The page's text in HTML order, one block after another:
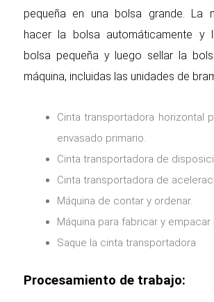
pequeña en una bolsa grande. La
hacer la bolsa automáticamente y
bolsa pequeña y luego sellar la
máquina, incluidas las unidades de
Cinta transportadora horizontal
envasado primario.
Cinta transportadora de
Cinta transportadora de
Máquina de contar y ordenar.
Máquina para fabricar y empacar
Saque la cinta transportadora
Procesamiento de trabajo: